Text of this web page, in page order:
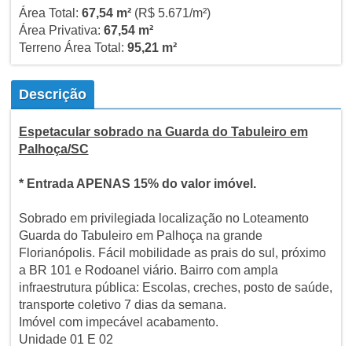
Área Total: 67,54 m²(R$ 5.671/m²)
Área Privativa: 67,54 m²
Terreno Área Total: 95,21 m²
Descrição
Espetacular sobrado na Guarda do Tabuleiro em
Palhoça/SC
* Entrada APENAS 15% do valor imóvel.
Sobrado em privilegiada localização no Loteamento
Guarda do Tabuleiro em Palhoça na grande
Florianópolis. Fácil mobilidade as prais do sul, próximo
a BR 101 e Rodoanel viário. Bairro com ampla
infraestrutura pública: Escolas, creches, posto de saúde,
transporte coletivo 7 dias da semana.
Imóvel com impecável acabamento.
Unidade 01 E 02